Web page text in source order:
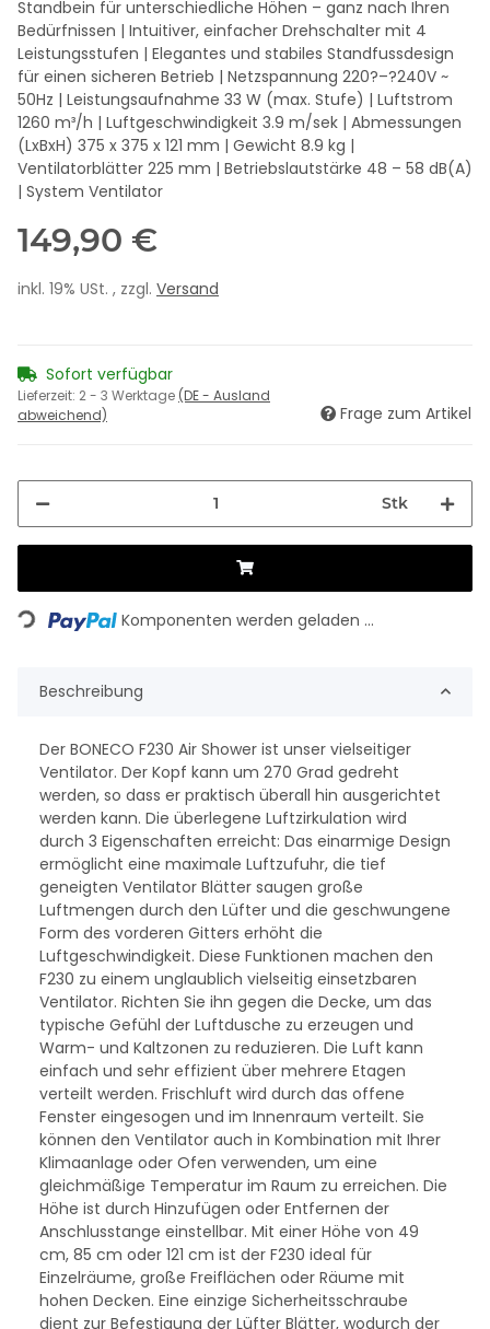
Standbein für unterschiedliche Höhen – ganz nach Ihren
Bedürfnissen | Intuitiver, einfacher Drehschalter mit 4
Leistungsstufen | Elegantes und stabiles Standfussdesign
für einen sicheren Betrieb | Netzspannung 220?–?240V ~
50Hz | Leistungsaufnahme 33 W (max. Stufe) | Luftstrom
1260 m³/h | Luftgeschwindigkeit 3.9 m/sek | Abmessungen
(LxBxH) 375 x 375 x 121 mm | Gewicht 8.9 kg |
Ventilatorblätter 225 mm | Betriebslautstärke 48 – 58 dB(A)
| System Ventilator
149,90 €
inkl. 19% USt. , zzgl. Versand
Sofort verfügbar
Lieferzeit: 2 - 3 Werktage (DE - Ausland
abweichend)
Frage zum Artikel
Stk
Loading... Komponenten werden geladen ...
Beschreibung
Der BONECO F230 Air Shower ist unser vielseitiger
Ventilator. Der Kopf kann um 270 Grad gedreht
werden, so dass er praktisch überall hin ausgerichtet
werden kann. Die überlegene Luftzirkulation wird
durch 3 Eigenschaften erreicht: Das einarmige Design
ermöglicht eine maximale Luftzufuhr, die tief
geneigten Ventilator Blätter saugen große
Luftmengen durch den Lüfter und die geschwungene
Form des vorderen Gitters erhöht die
Luftgeschwindigkeit. Diese Funktionen machen den
F230 zu einem unglaublich vielseitig einsetzbaren
Ventilator. Richten Sie ihn gegen die Decke, um das
typische Gefühl der Luftdusche zu erzeugen und
Warm- und Kaltzonen zu reduzieren. Die Luft kann
einfach und sehr effizient über mehrere Etagen
verteilt werden. Frischluft wird durch das offene
Fenster eingesogen und im Innenraum verteilt. Sie
können den Ventilator auch in Kombination mit Ihrer
Klimaanlage oder Ofen verwenden, um eine
gleichmäßige Temperatur im Raum zu erreichen. Die
Höhe ist durch Hinzufügen oder Entfernen der
Anschlusstange einstellbar. Mit einer Höhe von 49
cm, 85 cm oder 121 cm ist der F230 ideal für
Einzelräume, große Freiflächen oder Räume mit
hohen Decken. Eine einzige Sicherheitsschraube
dient zur Befestigung der Lüfter Blätter, wodurch der